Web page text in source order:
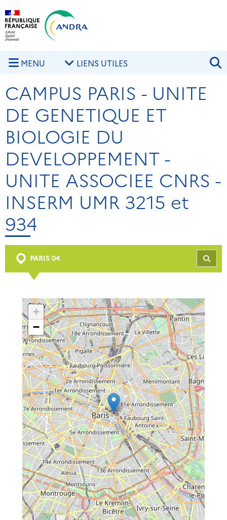
Aller au contenu principal
MENU LIENS UTILES
CAMPUS PARIS - UNITE
DE GENETIQUE ET
BIOLOGIE DU
DEVELOPPEMENT -
UNITE ASSOCIEE CNRS -
INSERM UMR 3215 et
934
PARIS 04
+
−